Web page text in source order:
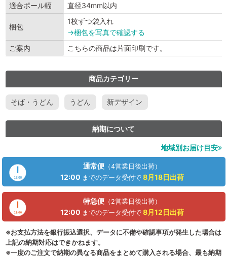
適合ポール幅
直径34mm以内
梱包
1枚ずつ袋入れ
→梱包を写真で確認する
ご案内
こちらの商品は片面印刷です。
商品カテゴリー
そば・うどん うどん 新デザイン
納期について
地域別お届け目安
通常便 （4営業日後出荷）
12:00 までのデータ受付で 8月18日出荷
特急便 （2営業日後出荷）
12:00 までのデータ受付で 8月12日 出荷
※お支払方法を銀行振込選択、データに不備や確認事項が発生した場合は
上記の納期対応はできかねます。
※一度のご注文で納期の異なる商品をまとめて購入される場合、最も納期